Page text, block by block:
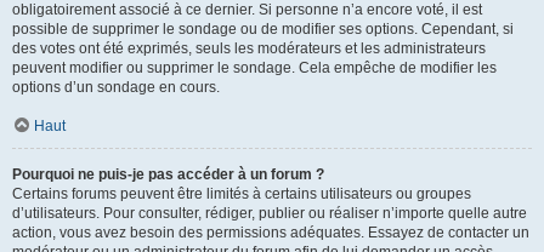
obligatoirement associé à ce dernier. Si personne n’a encore voté, il est
possible de supprimer le sondage ou de modifier ses options. Cependant, si
des votes ont été exprimés, seuls les modérateurs et les administrateurs
peuvent modifier ou supprimer le sondage. Cela empêche de modifier les
options d’un sondage en cours.
Haut
Pourquoi ne puis-je pas accéder à un forum ?
Certains forums peuvent être limités à certains utilisateurs ou groupes
d’utilisateurs. Pour consulter, rédiger, publier ou réaliser n’importe quelle autre
action, vous avez besoin des permissions adéquates. Essayez de contacter un